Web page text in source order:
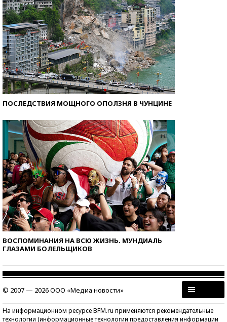
ПОСЛЕДСТВИЯ МОЩНОГО ОПОЛЗНЯ В ЧУНЦИНЕ
ВОСПОМИНАНИЯ НА ВСЮ ЖИЗНЬ. МУНДИАЛЬ
ГЛАЗАМИ БОЛЕЛЬЩИКОВ
© 2007 — 2026 ООО «Медиа новости»
На информационном ресурсе BFM.ru применяются рекомендательные
технологии (информационные технологии предоставления информации